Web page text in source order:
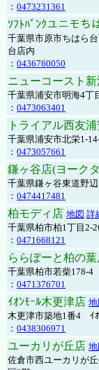
： 0473231361
ｿﾌﾄﾊﾞﾝｸユニモち
千葉県市原市ちはら
台店内
： 0436760050
ニューコースト
千葉県浦安市明海4丁
： 0473063401
トライアル西友
千葉県浦安市北栄1-
： 0473057661
鎌ヶ谷店(ヨーク
千葉県鎌ヶ谷東道野
： 0474417481
柏モディ店 地図 詳
千葉県柏市柏1丁目2-
： 0471668121
ららぽーと柏の
千葉県柏市若柴178-4
： 0471376701
ｲｵﾝﾓｰﾙ木更津店 地
木更津市築地1番4 ｲ
： 0438306971
ユーカリが丘店 地
佐倉市西ユーカリが